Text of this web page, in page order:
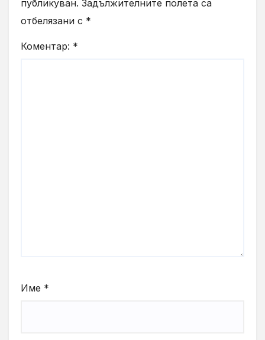
публикуван. Задължителните полета са
отбелязани с *
Коментар: *
Име *